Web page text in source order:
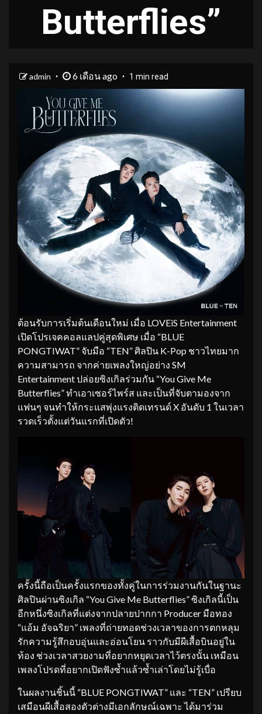
Butterflies”
admin 6 เดือน ago 1 min read
ต้อนรับการเริ่มต้นเดือนใหม่ เมื่อ LOVEiS Entertainment
เปิดโปรเจคคอลแลปคู่สุดพิเศษ เมื่อ “BLUE
PONGTIWAT” จับมือ “TEN” ศิลปิน K-Pop ชาวไทยมาก
ความสามารถ จากค่ายเพลงใหญ่อย่าง SM
Entertainment ปล่อยซิงเกิลร่วมกัน “You Give Me
Butterflies” ทำเอาเซอร์ไพร์ส และเป็นที่จับตามองจาก
แฟนๆ จนทำให้กระแสพุ่งแรงติดเทรนด์ X อันดับ 1 ในเวลา
รวดเร็วตั้งแต่วันแรกที่เปิดตัว!
ครั้งนี้ถือเป็นครั้งแรกของทั้งคู่ในการร่วมงานกันในฐานะ
ศิลปินผ่านซิงเกิล “You Give Me Butterflies” ซิงเกิลนี้เป็น
อีกหนึ่งซิงเกิลที่แต่งจากปลายปากกา Producer มือทอง
“แอ้ม อัจฉริยา” เพลงที่ถ่ายทอดช่วงเวลาของการตกหลุม
รักความรู้สึกอบอุ่นและอ่อนโยน ราวกับมีผีเสื้อบินอยู่ใน
ท้อง ช่วงเวลาสวยงามที่อยากหยุดเวลาไว้ตรงนั้น เหมือน
เพลงโปรดที่อยากเปิดฟังซ้ำแล้วซ้ำเล่าโดยไม่รู้เบื่อ
ในผลงานชิ้นนี้ “BLUE PONGTIWAT” และ “TEN” เปรียบ
เสมือนผีเสื้อสองตัวต่างมีเอกลักษณ์เฉพาะ ได้มาร่วม